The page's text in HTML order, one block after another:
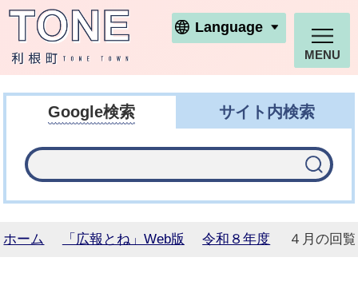
利根町ホームページ
Language
MENU
Google検索 サイト内検索
ホーム 「広報とね」Web版 令和８年度 ４月の回